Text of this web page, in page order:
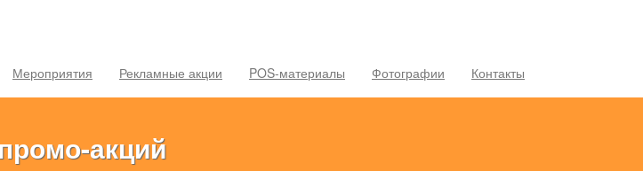
Мероприятия Рекламные акции POS-материалы Фотографии Контакты
акций